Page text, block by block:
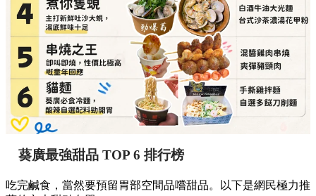
葵廣最強甜品 TOP 6 排行榜
吃完鹹食，當然要預留胃部空間品嚐甜品。以下是網民極力推